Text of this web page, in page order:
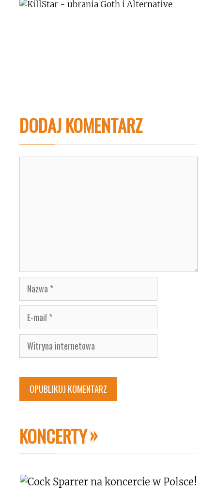
DODAJ KOMENTARZ
Nazwa
E-
mail
Witryna
internetowa
KONCERTY